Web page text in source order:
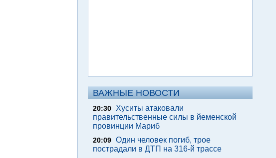
ВАЖНЫЕ НОВОСТИ
20:30
Хуситы атаковали
правительственные силы в йеменской
провинции Мариб
20:09 Один человек погиб, трое
пострадали в ДТП на 316-й трассе